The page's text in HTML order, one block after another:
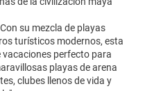
su mezcla de playas
turísticos modernos, esta
vacaciones perfecto para
playas de arena
clubes llenos de vida y